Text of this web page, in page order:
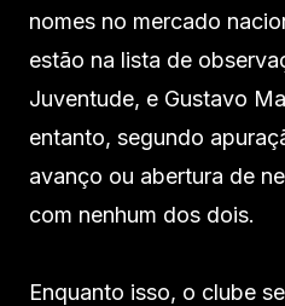
nomes no mercado
estão na lista de
Juventude, e Gustavo
entanto, segundo
avanço ou abertura de
com nenhum dos dois.
Enquanto isso, o clube